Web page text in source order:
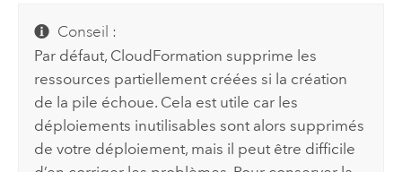
Conseil :
Par défaut, CloudFormation supprime les
ressources partiellement créées si la création
de la pile échoue. Cela est utile car les
déploiements inutilisables sont alors supprimés
de votre déploiement, mais il peut être difficile